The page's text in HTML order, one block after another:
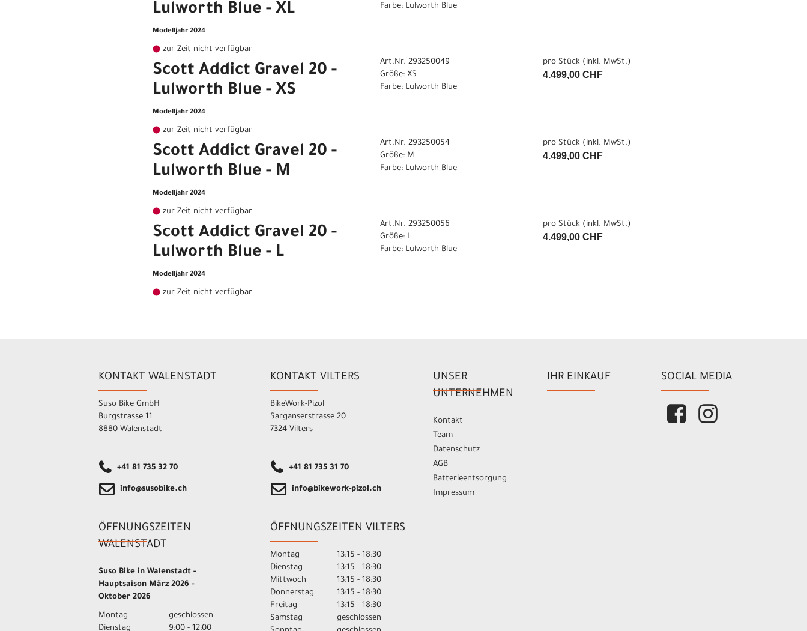
Lulworth Blue - XL
Modelljahr 2024
zur Zeit nicht verfügbar
Farbe: Lulworth Blue
Scott Addict Gravel 20 -
Lulworth Blue - XS
Modelljahr 2024
zur Zeit nicht verfügbar
Art.Nr. 293250049
Größe: XS
Farbe: Lulworth Blue
pro Stück (inkl. MwSt.)
4.499,00 CHF
Scott Addict Gravel 20 -
Lulworth Blue - M
Modelljahr 2024
zur Zeit nicht verfügbar
Art.Nr. 293250054
Größe: M
Farbe: Lulworth Blue
pro Stück (inkl. MwSt.)
4.499,00 CHF
Scott Addict Gravel 20 -
Lulworth Blue - L
Modelljahr 2024
zur Zeit nicht verfügbar
Art.Nr. 293250056
Größe: L
Farbe: Lulworth Blue
pro Stück (inkl. MwSt.)
4.499,00 CHF
KONTAKT WALENSTADT
Suso Bike GmbH
Burgstrasse 11
8880 Walenstadt
+41 81 735 32 70
info@susobike.ch
ÖFFNUNGSZEITEN
WALENSTADT
Suso Bike in Walenstadt -
Hauptsaison März 2026 -
Oktober 2026
Montag
geschlossen
Dienstag
9:00 - 12:00
KONTAKT VILTERS
BikeWork-Pizol
Sarganserstrasse 20
7324 Vilters
+41 81 735 31 70
info@bikework-pizol.ch
ÖFFNUNGSZEITEN VILTERS
Montag
13:15 - 18:30
Dienstag
13:15 - 18:30
Mittwoch
13:15 - 18:30
Donnerstag
13:15 - 18:30
Freitag
13:15 - 18:30
Samstag
geschlossen
UNSER
UNTERNEHMEN
Kontakt
Team
Datenschutz
AGB
Batterieentsorgung
Impressum
IHR EINKAUF SOCIAL MEDIA